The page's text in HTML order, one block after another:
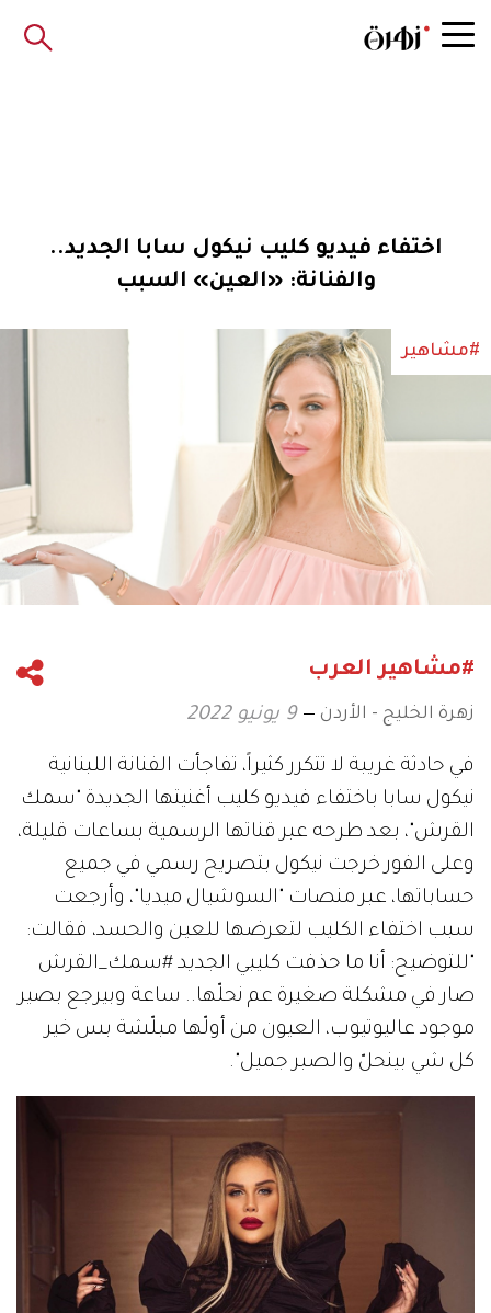
اختفاء فيديو كليب نيكول سابا الجديد..
والفنانة: «العين» السبب
#مشاهير
#مشاهير العرب
زهرة الخليج - الأردن 9 يونيو 2022
في حادثة غريبة لا تتكرر كثيراً، تفاجأت الفنانة اللبنانية
نيكول سابا باختفاء فيديو كليب أغنيتها الجديدة "سمك
القرش"، بعد طرحه عبر قناتها الرسمية بساعات قليلة،
وعلى الفور خرجت نيكول بتصريح رسمي في جميع
حساباتها، عبر منصات "السوشيال ميديا"، وأرجعت
سبب اختفاء الكليب لتعرضها للعين والحسد، فقالت:
"للتوضيح: أنا ما حذفت كليبي الجديد #سمك_القرش
صار في مشكلة صغيرة عم نحلّها.. ساعة وبيرجع بصير
موجود عاليوتيوب، العيون من أولّها مبلّشة بس خير
كل شي بينحلّ والصبر جميل".